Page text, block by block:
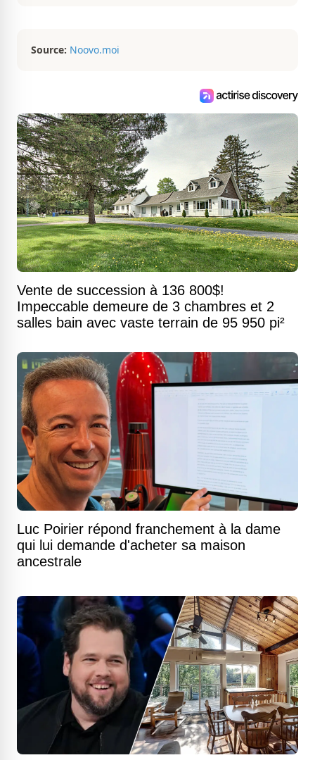
Source: Noovo.moi
Vente de succession à 136 800$!
Impeccable demeure de 3 chambres et 2
salles bain avec vaste terrain de 95 950 pi²
Luc Poirier répond franchement à la dame
qui lui demande d'acheter sa maison
ancestrale